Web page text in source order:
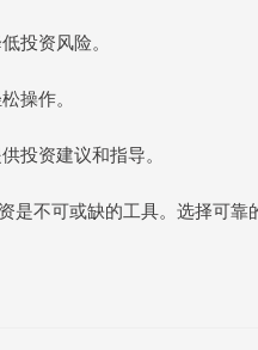
投资风险。
操作。
投资建议和指导。
是不可或缺的工具。选择可